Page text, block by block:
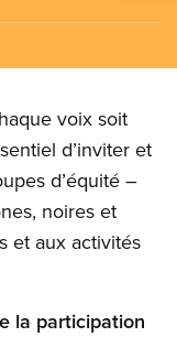
voix soit
d’inviter et
d’équité –
noires et
et aux activités
la participation